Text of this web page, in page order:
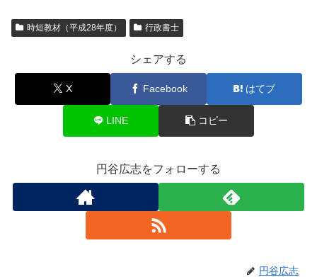
c
e
o
o
tt
er
ail
時短教材（平成28年度） 行政書士
シェアする
X Facebook はてブ
LINE コピー
円谷広志をフォローする
円谷広志